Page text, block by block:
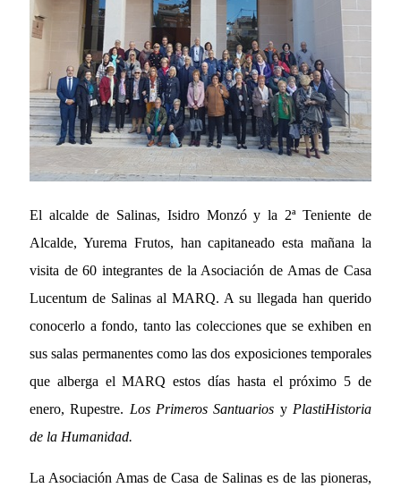
El alcalde de Salinas, Isidro Monzó y la 2ª Teniente de
Alcalde, Yurema Frutos, han capitaneado esta mañana la
visita de 60 integrantes de la Asociación de Amas de Casa
Lucentum de Salinas al MARQ. A su llegada han querido
conocerlo a fondo, tanto las colecciones que se exhiben en
sus salas permanentes como las dos exposiciones temporales
que alberga el MARQ estos días hasta el próximo 5 de
enero, Rupestre. Los Primeros Santuarios y PlastiHistoria
de la Humanidad.
La Asociación Amas de Casa de Salinas es de las pioneras,